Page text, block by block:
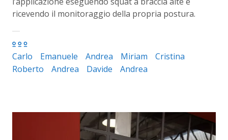
ricevendo il monitoraggio della propria postura.
Carlo Emanuele Andrea Miriam
Cristina
Roberto
Andrea Davide Andrea